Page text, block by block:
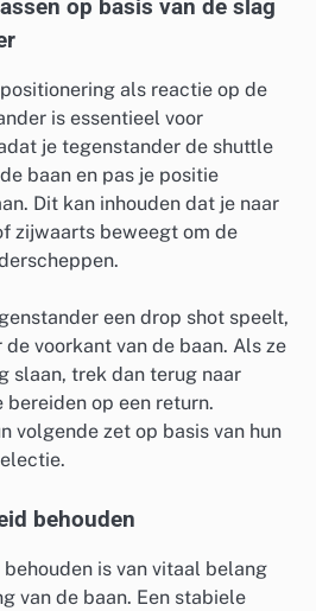
op basis van de slag
als reactie op de
is essentieel voor
je tegenstander de shuttle
baan en pas je positie
Dit kan inhouden dat je naar
zijwaarts beweegt om de
een drop shot speelt,
voorkant van de baan. Als ze
slaan, trek dan terug naar
bereiden op een return.
volgende zet op basis van hun
behouden
is van vitaal belang
van de baan. Een stabiele